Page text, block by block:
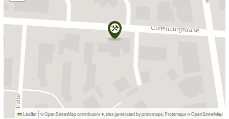
Leaflet | © OpenStreetMap contributors ♥, tiles generated by protomaps Protomaps©OpenStreetMap